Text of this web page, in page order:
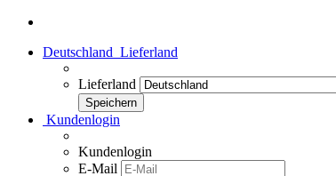
Deutschland Lieferland
Lieferland
Kundenlogin
Kundenlogin
E-Mail